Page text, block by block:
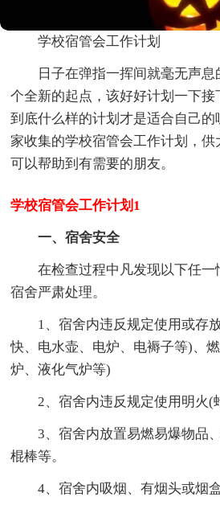
学校宿管会工作计划
日子在弹指一挥间就毫无声
个全新的起点，该好好计划一下
到底什么样的计划才是适合自己
家收集的学校宿管会工作计划，
可以帮助到有需要的朋友。
学校宿管会工作计划1
一、宿舍安全
在检查过程中凡发现以下任
宿舍严肃处理。
1、宿舍内违反规定使用或存
快、电水壶、电炉、电褥子等)、
炉、液化气炉等)
2、宿舍内违反规定使用明火(
3、宿舍内放置易燃易爆物品
棍棒等。
4、宿舍内吸烟、有烟头或烟